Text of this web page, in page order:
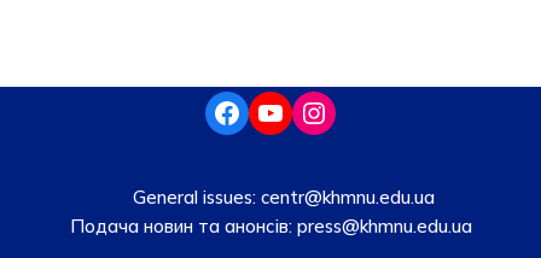
General issues: centr@khmnu.edu.ua
Подача новин та анонсів:press@khmnu.edu.ua